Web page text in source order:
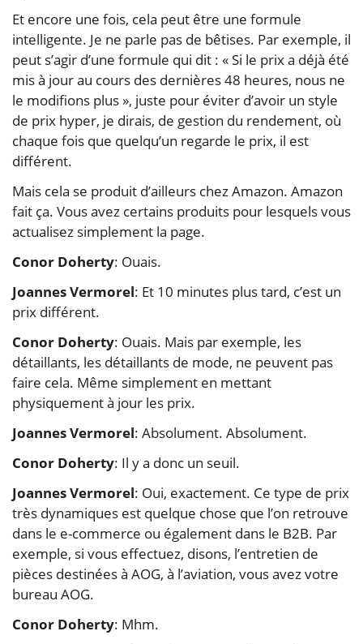
Et encore une fois, cela peut être une formule
intelligente. Je ne parle pas de bêtises. Par exemple, il
peut s’agir d’une formule qui dit : « Si le prix a déjà été
mis à jour au cours des dernières 48 heures, nous ne
le modifions plus », juste pour éviter d’avoir un style
de prix hyper, je dirais, de gestion du rendement, où
chaque fois que quelqu’un regarde le prix, il est
différent.
Mais cela se produit d’ailleurs chez Amazon. Amazon
fait ça. Vous avez certains produits pour lesquels vous
actualisez simplement la page.
Conor Doherty: Ouais.
Joannes Vermorel: Et 10 minutes plus tard, c’est un
prix différent.
Conor Doherty: Ouais. Mais par exemple, les
détaillants, les détaillants de mode, ne peuvent pas
faire cela. Même simplement en mettant
physiquement à jour les prix.
Joannes Vermorel: Absolument. Absolument.
Conor Doherty: Il y a donc un seuil.
Joannes Vermorel: Oui, exactement. Ce type de prix
très dynamiques est quelque chose que l’on retrouve
dans le e-commerce ou également dans le B2B. Par
exemple, si vous effectuez, disons, l’entretien de
pièces destinées à AOG, à l’aviation, vous avez votre
bureau AOG.
Conor Doherty: Mhm.